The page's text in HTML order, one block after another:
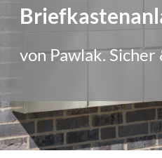
von Pawlak. Sicher